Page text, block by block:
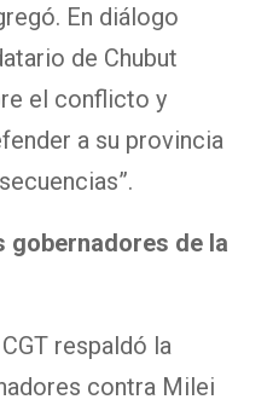
En diálogo
de Chubut
el conflicto y
a su provincia
gobernadores de la
respaldó la
contra Milei